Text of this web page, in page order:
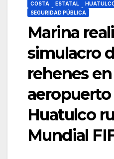
COSTA ESTATAL
SEGURIDAD PÚBLICA
Marina
simulacro
rehenes
aeropuerto
Huatulco
Mundial